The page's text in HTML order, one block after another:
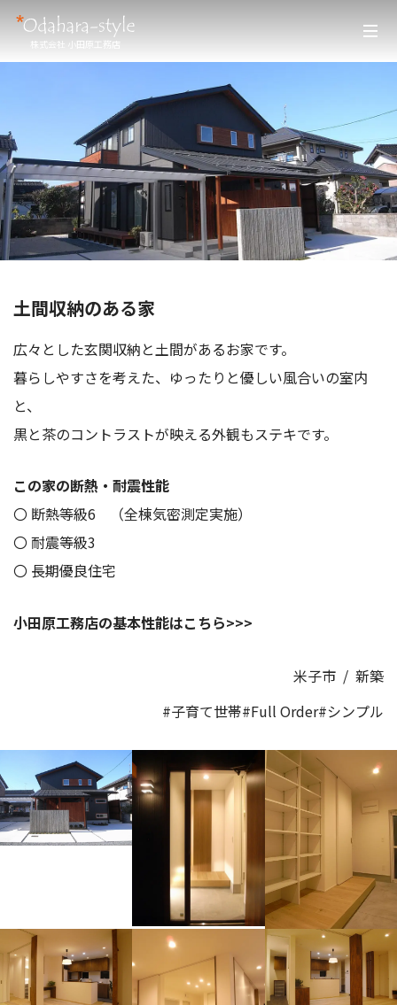
株式会社 小田原工務店
土間収納のある家
広々とした玄関収納と土間があるお家です。
暮らしやすさを考えた、ゆったりと優しい風合いの室内
と、
黒と茶のコントラストが映える外観もステキです。
この家の断熱・耐震性能
〇 断熱等級6 （全棟気密測定実施）
〇 耐震等級3
〇 長期優良住宅
小田原工務店の基本性能はこちら>>>
米子市 / 新築
#子育て世帯#Full Order#シンプル